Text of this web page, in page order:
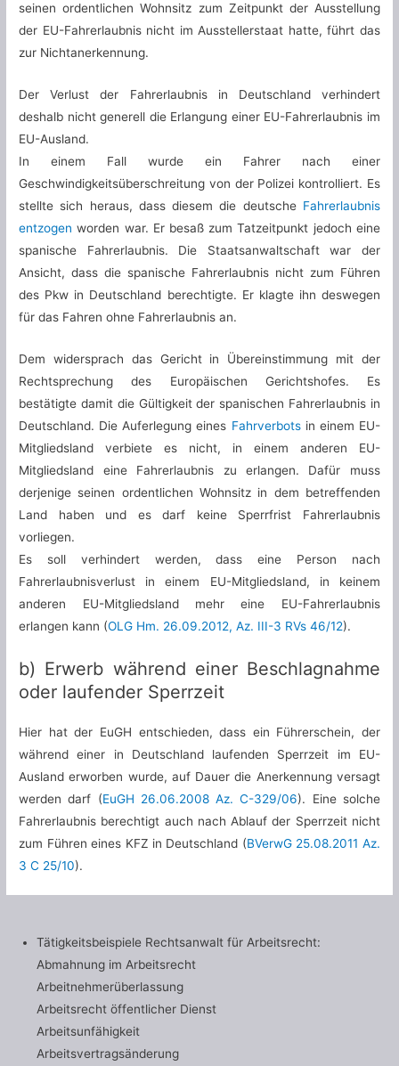
seinen ordentlichen Wohnsitz zum Zeitpunkt der Ausstellung
der EU-Fahrerlaubnis nicht im Ausstellerstaat hatte, führt das
zur Nichtanerkennung.
Der Verlust der Fahrerlaubnis in Deutschland verhindert
deshalb nicht generell die Erlangung einer EU-Fahrerlaubnis im
EU-Ausland.
In einem Fall wurde ein Fahrer nach einer
Geschwindigkeitsüberschreitung von der Polizei kontrolliert. Es
stellte sich heraus, dass diesem die deutsche Fahrerlaubnis
entzogen worden war. Er besaß zum Tatzeitpunkt jedoch eine
spanische Fahrerlaubnis. Die Staatsanwaltschaft war der
Ansicht, dass die spanische Fahrerlaubnis nicht zum Führen
des Pkw in Deutschland berechtigte. Er klagte ihn deswegen
für das Fahren ohne Fahrerlaubnis an.
Dem widersprach das Gericht in Übereinstimmung mit der
Rechtsprechung des Europäischen Gerichtshofes. Es
bestätigte damit die Gültigkeit der spanischen Fahrerlaubnis in
Deutschland. Die Auferlegung eines Fahrverbotsin einem EU-
Mitgliedsland verbiete es nicht, in einem anderen EU-
Mitgliedsland eine Fahrerlaubnis zu erlangen. Dafür muss
derjenige seinen ordentlichen Wohnsitz in dem betreffenden
Land haben und es darf keine Sperrfrist Fahrerlaubnis
vorliegen.
Es soll verhindert werden, dass eine Person nach
Fahrerlaubnisverlust in einem EU-Mitgliedsland, in keinem
anderen EU-Mitgliedsland mehr eine EU-Fahrerlaubnis
erlangen kann (OLG Hm. 26.09.2012, Az. III-3 RVs 46/12).
b) Erwerb während einer Beschlagnahme
oder laufender Sperrzeit
Hier hat der EuGH entschieden, dass ein Führerschein, der
während einer in Deutschland laufenden Sperrzeit im EU-
Ausland erworben wurde, auf Dauer die Anerkennung versagt
werden darf (EuGH 26.06.2008 Az. C-329/06). Eine solche
Fahrerlaubnis berechtigt auch nach Ablauf der Sperrzeit nicht
zum Führen eines KFZ in Deutschland (BVerwG 25.08.2011 Az.
3 C 25/10).
Tätigkeitsbeispiele Rechtsanwalt für Arbeitsrecht:
Abmahnung im Arbeitsrecht
Arbeitnehmerüberlassung
Arbeitsrecht öffentlicher Dienst
Arbeitsunfähigkeit
Arbeitsvertragsänderung